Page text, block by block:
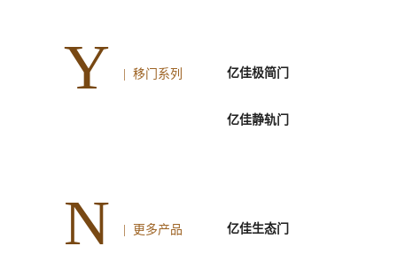
Y | 移门系列 亿佳极简门
亿佳静轨门
N | 更多产品 亿佳生态门